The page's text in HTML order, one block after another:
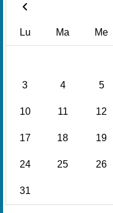
Lu Ma Me
3 4 5
10 11 12
17 18 19
24 25 26
31